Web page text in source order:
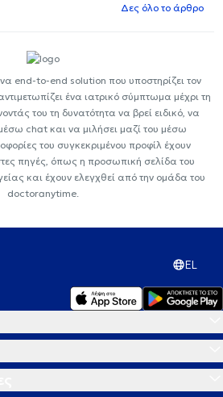
Δες όλο το άρθρο
end-to-end solution που υποστηρίζει τον
ένα ιατρικό σύμπτωμα μέχρι τη
του τη δυνατότητα να βρεί ειδικό, να
chat και να μιλήσει μαζί του μέσω
του συγκεκριμένου προφίλ έχουν
πηγές, όπως η προσωπική σελίδα του
και έχουν ελεγχθεί από την ομάδα του
doctoranytime.
EL